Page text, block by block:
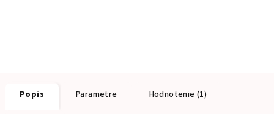
Popis Parametre Hodnotenie (1)